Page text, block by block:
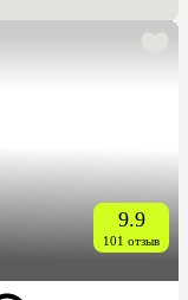
9.9
101 отзыв